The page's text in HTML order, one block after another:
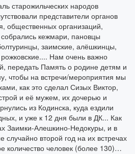
старожильческих народов
представители органов
общественных организаций,
кежмари, пановцы
заимские, алёшкинцы,
Нам очень важно
передать Память о родине детям и
чтобы на встречи/мероприятия мы
как это сделал Сизых Виктор,
и её мужем, их дочерью и
из Кодинска, куда ездили
и уже к 12 дня были в ДК... Как
Заимки-Алешкино-Недокуры, и в
случайно второй год на их встречах
количество человек (более 130)…